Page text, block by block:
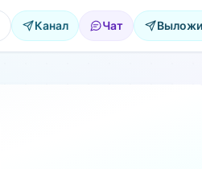
Канал Чат